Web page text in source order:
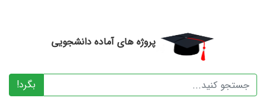
پروژه های آماده دانشجویی
بگرد!